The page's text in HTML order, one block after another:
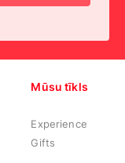
Mūsu tīkls
Experience
Gifts